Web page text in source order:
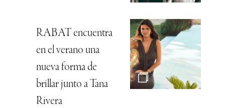
RABAT encuentra
en el verano una
nueva forma de
brillar junto a Tana
Rivera